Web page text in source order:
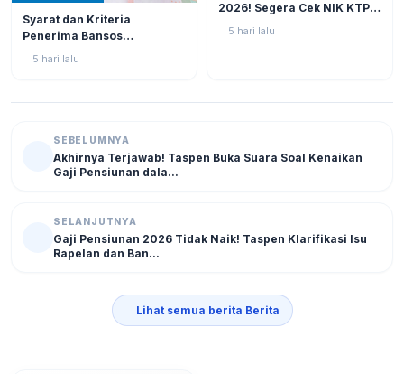
Syarat dan Kriteria
Penerima Bansos
Rp750.000 Juli 2026, Cek
5 hari lalu
2026! Segera Cek NIK KTP
di Situs Resmi Kemensos
5 hari lalu
SEBELUMNYA
Akhirnya Terjawab! Taspen Buka Suara Soal Kenaikan
Gaji Pensiunan dala...
SELANJUTNYA
Gaji Pensiunan 2026 Tidak Naik! Taspen Klarifikasi Isu
Rapelan dan Ban...
Lihat semua berita Berita